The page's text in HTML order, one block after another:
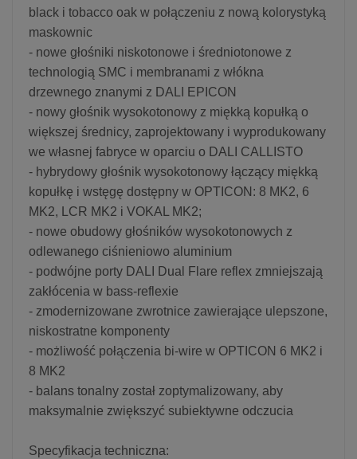
black i tobacco oak w połączeniu z nową kolorystyką
maskownic
- nowe głośniki niskotonowe i średniotonowe z
technologią SMC i membranami z włókna
drzewnego znanymi z DALI EPICON
- nowy głośnik wysokotonowy z miękką kopułką o
większej średnicy, zaprojektowany i wyprodukowany
we własnej fabryce w oparciu o DALI CALLISTO
- hybrydowy głośnik wysokotonowy łączący miękką
kopułkę i wstęgę dostępny w OPTICON: 8 MK2, 6
MK2, LCR MK2 i VOKAL MK2;
- nowe obudowy głośników wysokotonowych z
odlewanego ciśnieniowo aluminium
- podwójne porty DALI Dual Flare reflex zmniejszają
zakłócenia w bass-reflexie
- zmodernizowane zwrotnice zawierające ulepszone,
niskostratne komponenty
- możliwość połączenia bi-wire w OPTICON 6 MK2 i
8 MK2
- balans tonalny został zoptymalizowany, aby
maksymalnie zwiększyć subiektywne odczucia
Specyfikacja techniczna: